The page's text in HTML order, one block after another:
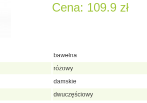
Cena: 109.9 zł
bawełna
różowy
damskie
dwuczęściowy